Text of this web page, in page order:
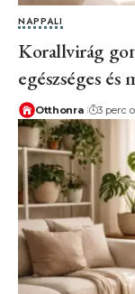
NAPPALI
Korallvirág
egészséges és
Otthonra 3 perc